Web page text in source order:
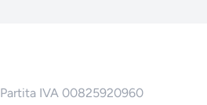
Partita IVA 00825920960